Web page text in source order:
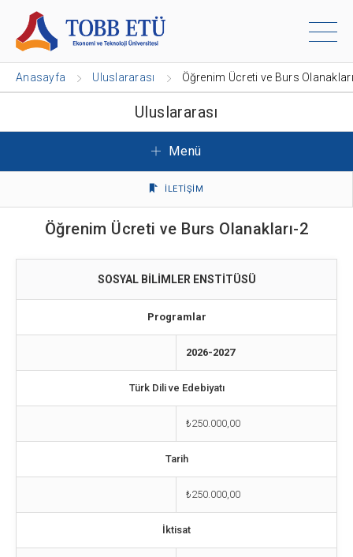
Anasayfa Uluslararası Öğrenim Ücreti ve Burs
Uluslararası
Menü
İLETİŞİM
Öğrenim Ücreti ve Burs Olanakları-2
SOSYAL BİLİMLER ENSTİTÜSÜ
Programlar
2026-2027
Türk Dili ve Edebiyatı
₺250.000,00
Tarih
₺250.000,00
İktisat